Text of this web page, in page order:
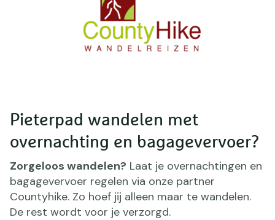
Pieterpad wandelen met
overnachting en bagagevervoer?
Zorgeloos wandelen? Laat je overnachtingen en
bagagevervoer regelen via onze partner
Countyhike. Zo hoef jij alleen maar te wandelen.
De rest wordt voor je verzorgd.